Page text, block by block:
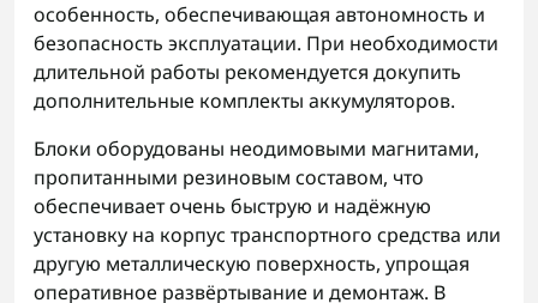
особенность, обеспечивающая автономность и
безопасность эксплуатации. При необходимости
длительной работы рекомендуется докупить
дополнительные комплекты аккумуляторов.
Блоки оборудованы неодимовыми магнитами,
пропитанными резиновым составом, что
обеспечивает очень быструю и надёжную
установку на корпус транспортного средства или
другую металлическую поверхность, упрощая
оперативное развёртывание и демонтаж. В